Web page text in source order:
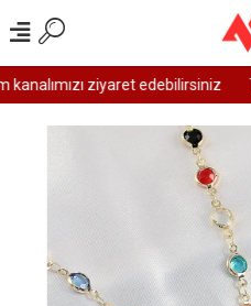
ziyaret edebilirsiniz